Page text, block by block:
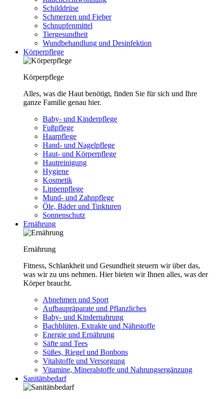
Schilddrüse
Schmerzen und Fieber
Schnupfenmittel
Tiergesundheit
Wundbehandlung und Desinfektion
Körperpflege
Körperpflege
Alles, was die Haut benötigt, finden Sie für sich und Ihre
ganze Familie genau hier.
Baby- und Kinderpflege
Fußpflege
Haarpflege
Hand- und Nagelpflege
Haut- und Körperpflege
Hautreinigung
Hygiene
Kosmetik
Lippenpflege
Mund- und Zahnpflege
Öle, Bäder und Tinkturen
Sonnenschutz
Ernährung
Ernährung
Fitness, Schlankheit und Gesundheit steuern wir über das,
was wir zu uns nehmen. Hier bieten wir Ihnen alles, was der
Körper braucht.
Abnehmen und Sport
Aufbaupräparate und Pflanzliches
Baby- und Kindernahrung
Bachblüten, Extrakte und Nährstoffe
Energie und Ernährung
Säfte und Tees
Süßes, Riegel und Bonbons
Vitalstoffe und Versorgung
Vitamine, Mineralstoffe und Nahrungsergänzung
Sanitätsbedarf